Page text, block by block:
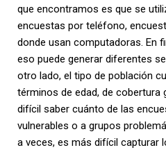
que encontramos es que se
encuestas por teléfono,
donde usan computadoras. En
eso puede generar diferentes
otro lado, el tipo de población
términos de edad, de cobertura
difícil saber cuánto de las
vulnerables o a grupos
a veces, es más difícil capturar